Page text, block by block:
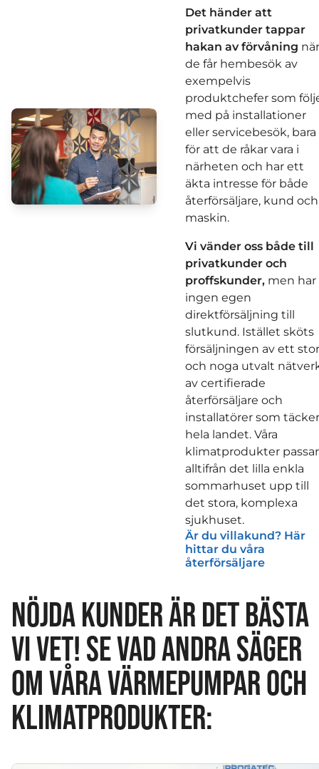
Det händer att
privatkunder tappar
hakan av förvåning när
de får hembesök av
exempelvis
produktchefer som
med på installationer
eller servicebesök, bara
för att de råkar vara i
närheten och har ett
äkta intresse för både
återförsäljare, kund och
maskin.
Vi vänder oss både till
privatkunder och
proffskunder, men har
ingen egen
direktförsäljning till
slutkund. Istället sköts
försäljningen av ett
och noga utvalt
av certifierade
återförsäljare och
installatörer som täcker
hela landet. Våra
klimatprodukter passar
alltifrån det lilla enkla
sommarhuset upp till
det stora, komplexa
sjukhuset.
Är du villakund? Här
hittar du våra
återförsäljare
NÖJDA KUNDER ÄR DET BÄSTA
VI VET! SE VAD ANDRA SÄGER
OM VÅRA VÄRMEPUMPAR OCH
KLIMATPRODUKTER: